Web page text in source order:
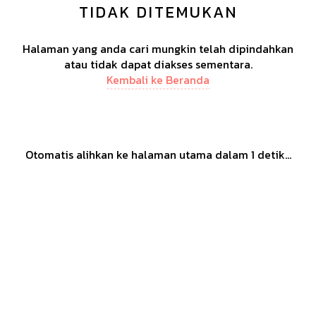
TIDAK DITEMUKAN
Halaman yang anda cari mungkin telah dipindahkan
atau tidak dapat diakses sementara.
Kembali ke Beranda
Otomatis alihkan ke halaman utama dalam 1 detik...